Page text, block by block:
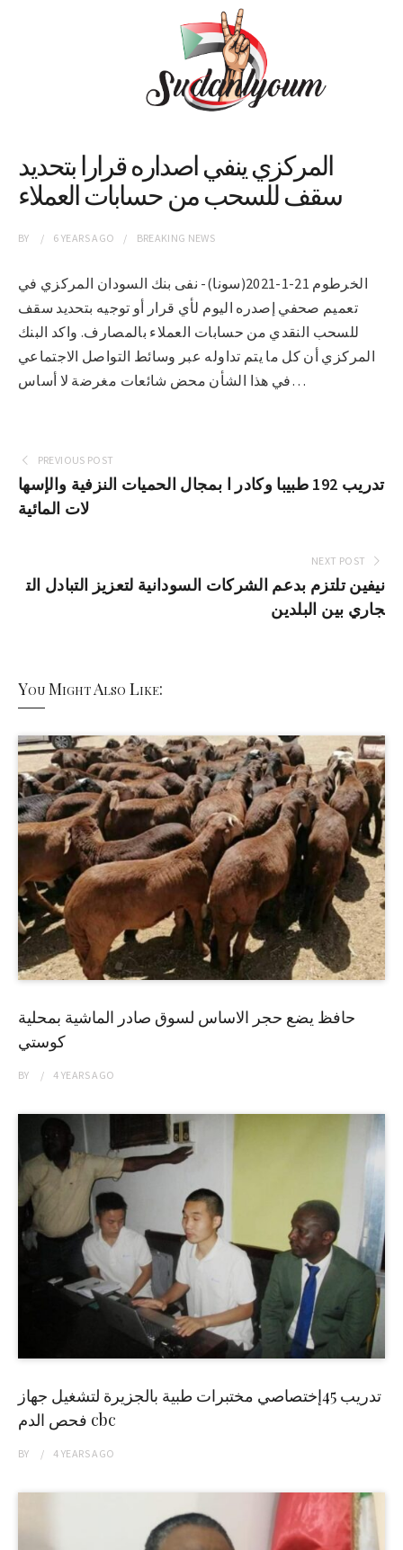
المركزي ينفي اصداره قرارا بتحديد
سقف للسحب من حسابات العملاء
BY 6 YEARSAGO BREAKING NEWS
الخرطوم 21-1-2021(سونا)- نفى بنك السودان المركزي في
تعميم صحفي إصدره اليوم لأي قرار أو توجيه بتحديد سقف
للسحب النقدي من حسابات العملاء بالمصارف. واكد البنك
المركزي أن كل ما يتم تداوله عبر وسائط التواصل الاجتماعي
في هذا الشأن محض شائعات مغرضة لا أساس…
PREVIOUS POST
تدريب 192 طبيبا وكادر ا بمجال الحميات النزفية والإسها
لات المائية
NEXT POST
نيفين تلتزم بدعم الشركات السودانية لتعزيز التبادل الت
جاري بين البلدين
You Might Also Like:
حافظ يضع حجر الاساس لسوق صادر الماشية بمحلية
كوستي
BY 4 YEARSAGO
تدريب 45إختصاصي مختبرات طبية بالجزيرة لتشغيل جهاز
فحص الدم cbc
BY 4 YEARSAGO